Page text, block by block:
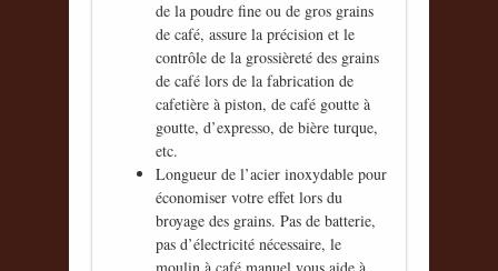
de la poudre fine ou de gros grains
de café, assure la précision et le
contrôle de la grossièreté des grains
de café lors de la fabrication de
cafetière à piston, de café goutte à
goutte, d’expresso, de bière turque,
etc.
Longueur de l’acier inoxydable pour
économiser votre effet lors du
broyage des grains. Pas de batterie,
pas d’électricité nécessaire, le